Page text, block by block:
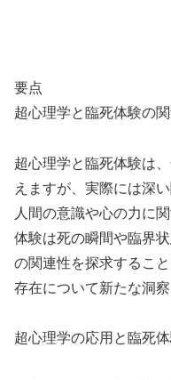
要点
超心理学と臨死体験の
超心理学と臨死体験は
えますが、実際には深
人間の意識や心の力に
体験は死の瞬間や臨界
の関連性を探求するこ
存在について新たな洞
超心理学の応用と臨死